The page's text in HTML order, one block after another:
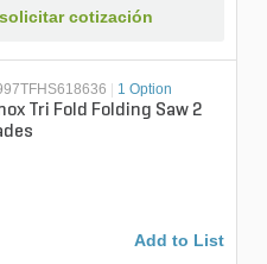
cotización
| 1 Option
Tri Fold Folding Saw 2
Add to List